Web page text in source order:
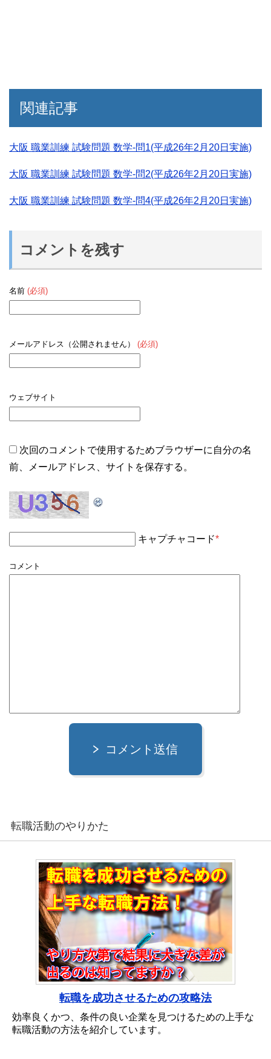
関連記事
大阪 職業訓練 試験問題 数学-問1(平成26年2月20日実施)
大阪 職業訓練 試験問題 数学-問2(平成26年2月20日実施)
大阪 職業訓練 試験問題 数学-問4(平成26年2月20日実施)
コメントを残す
名前 (必須)
メールアドレス（公開されません） (必須)
ウェブサイト
次回のコメントで使用するためブラウザーに自分の名
前、メールアドレス、サイトを保存する。
キャプチャコード*
コメント
コメント送信
転職活動のやりかた
転職を成功させるための攻略法
効率良くかつ、条件の良い企業を見つけるための上手な
転職活動の方法を紹介しています。